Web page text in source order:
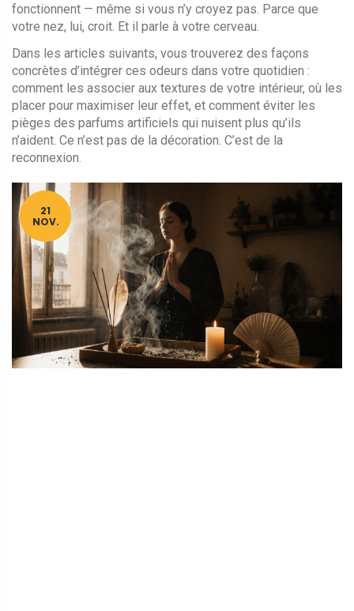
fonctionnent — même si vous n’y croyez pas. Parce que
votre nez, lui, croit. Et il parle à votre cerveau.
Dans les articles suivants, vous trouverez des façons
concrètes d’intégrer ces odeurs dans votre quotidien :
comment les associer aux textures de votre intérieur, où les
placer pour maximiser leur effet, et comment éviter les
pièges des parfums artificiels qui nuisent plus qu’ils
n’aident. Ce n’est pas de la décoration. C’est de la
reconnexion.
21
NOV.